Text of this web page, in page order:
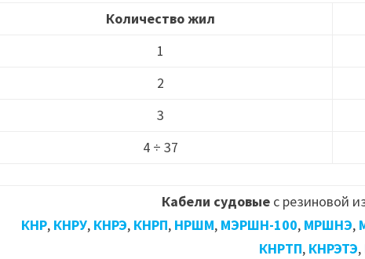
Количество жил
1
2
3
4 ÷ 37
Кабели судовыес резиновой
КНР, КНРУ, КНРЭ, КНРП, НРШМ, МЭРШН-100, МРШНЭ,
КНРТП, КНРЭТЭ,